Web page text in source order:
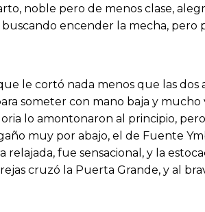
noble pero de menos clase,
encender la mecha,
le cortó nada menos que las
someter con mano baja y
lo amontonaron al principio,
muy por abajo, el de Fuente
relajada, fue sensacional, y la
cruzó la Puerta Grande, y al